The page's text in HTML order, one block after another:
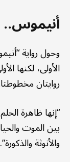
أنيموس..
وحول رواية
الأولى، لكنها
روايتان
“إنها ظاهرة
بين الموت
والأنوثة والذكورة”.